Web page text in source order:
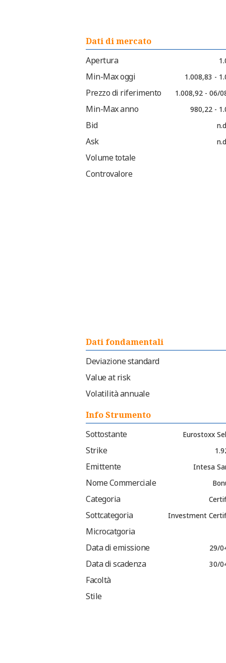
Dati di mercato
Apertura
Min-Max oggi 1.008,83 -
Prezzo di riferimento 1.008,92 - 06/
Min-Max anno 980,22 -
Bid
Ask
Volume totale
Controvalore
Dati fondamentali
Deviazione standard
Value at risk
Volatilità annuale
Info Strumento
Sottostante
Eurostoxx
Strike
Emittente Intesa
Nome Commerciale
Categoria
Sottcategoria Investment
Microcatgoria
Data di emissione
29/
Data di scadenza 30/
Facoltà
Stile